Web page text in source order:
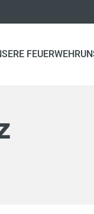
FEUERWEHR